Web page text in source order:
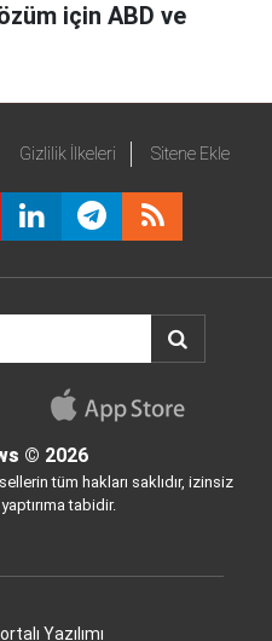
için ABD ve
Gizlilik İlkeleri Sitene Ekle
© 2026
tüm hakları saklıdır, izinsiz
tabidir.
Yazılımı